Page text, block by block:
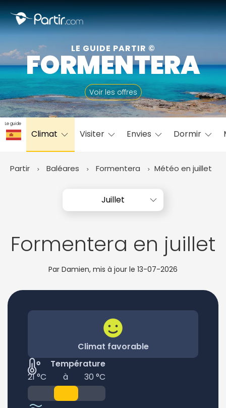
LE GUIDE PARTIR ©
FORMENTERA
Voir les offres
Le guide
Climat Visiter Envies Dormir
Partir Baléares Formentera Météo en juillet
Juillet
Formentera en juillet
Par Damien, mis à jour le 13-07-2026
Climat favorable
Température
21 °C
à 30 °C
Fermer
📍 Destinations populaires
☀️ Où partir par mois
Janvier
Février
Juillet
Août Septembre
Octobre